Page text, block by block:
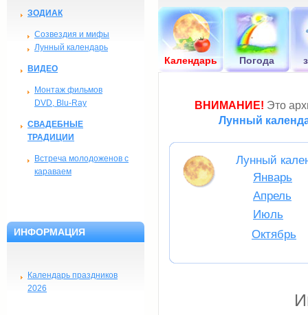
ЗОДИАК
Созвездия и мифы
Лунный календарь
ВИДЕО
Монтаж фильмов
DVD, Blu-Ray
СВАДЕБНЫЕ
ТРАДИЦИИ
Встреча молодоженов с
караваем
ИНФОРМАЦИЯ
Календарь праздников
2026
Календарь Погода
ВНИМАНИЕ! Это
Лунный
Лунный
Январь
Апрель
Июль
Октябрь